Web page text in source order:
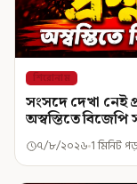
শিরোনাম
সংসদে দেখা নেই
অস্বস্তিতে বিজেপি
৭/৮/২০২৬ 1 মিনিট